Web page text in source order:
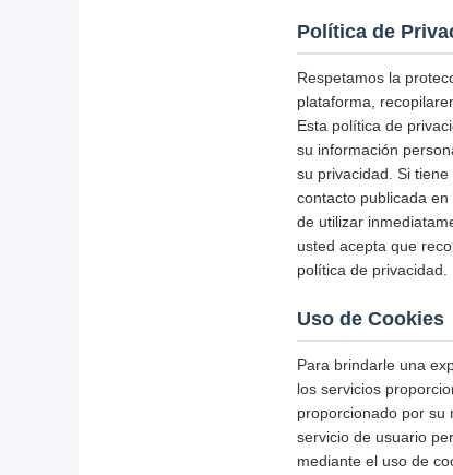
Política de
Respetamos la
plataforma,
Esta política de
su información
su privacidad. Si
contacto publicada
de utilizar
usted acepta que
política de privacidad.
Uso de Cookies
Para brindarle una
los servicios
proporcionado por su
servicio de usuario
mediante el uso de